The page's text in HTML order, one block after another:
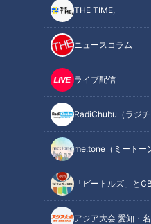
THE TIME,
ニュースコラム
ライブ配信
RadiChubu（ラジチ
me:tone（ミートー
「ビートルズ」と
アジア大会 愛知・
タイムカプセルで50年前へ！三
重県誕生150周年記念